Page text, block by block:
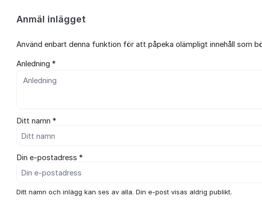
Anmäl inlägget
Använd enbart denna funktion för att påpeka olämpligt innehåll som
Anledning *
Ditt namn *
Din e-postadress *
Ditt namn och inlägg kan ses av alla. Din e-post visas aldrig publikt.